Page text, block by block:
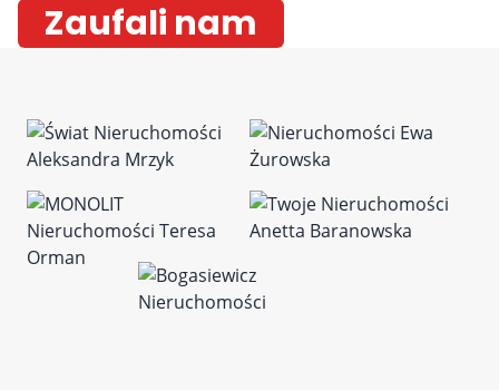
Zaufali nam